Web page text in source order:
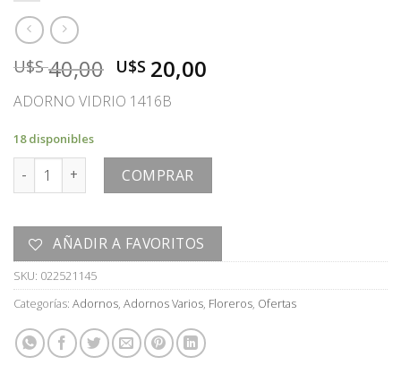
U$S40,00 El
precio
original
U$S
40,00.
U$S 20,00
U$S
ADORNO VIDRIO 1416B
18 disponibles
ADORNO cantidadCOMPRAR
AÑADIR A FAVORITOS
SKU: 022521145
Categorías: Adornos, Adornos Varios, Floreros, Ofertas